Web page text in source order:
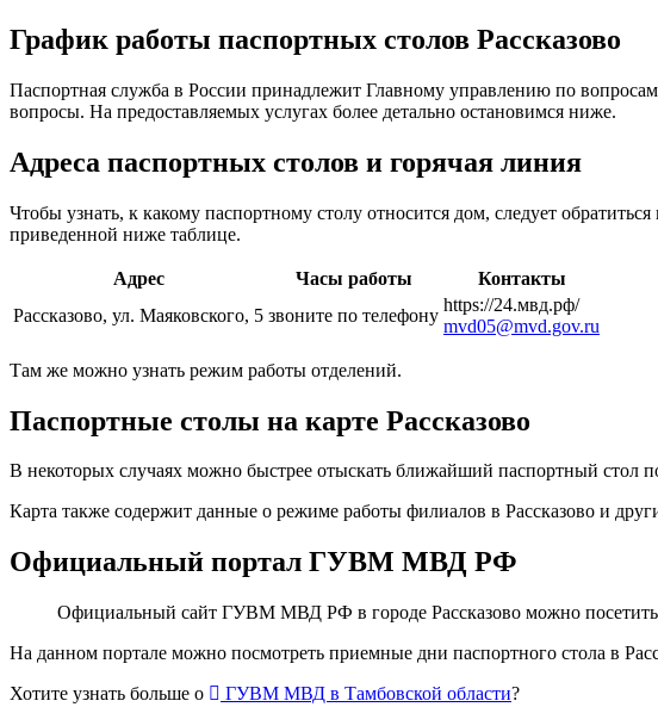
График работы паспортных столов Рассказово
Паспортная служба в России принадлежит Главному управлению по
вопросы. На предоставляемых услугах более детально остановимся ниже.
Адреса паспортных столов и горячая линия
Чтобы узнать, к какому паспортному столу относится дом, следует
приведенной ниже таблице.
Адрес Часы работы
Контакты
Рассказово, ул. Маяковского, 5 звоните по телефону
https://24.мвд.рф/
mvd05@mvd.gov.ru
Там же можно узнать режим работы отделений.
Паспортные столы на карте Рассказово
В некоторых случаях можно быстрее отыскать ближайший паспортный стол
Карта также содержит данные о режиме работы филиалов в Рассказово и
Официальный портал ГУВМ МВД РФ
Официальный сайт ГУВМ МВД РФ в городе Рассказово можно
На данном портале можно посмотреть приемные дни паспортного стола в
Хотите узнать больше о
ГУВМ МВД в Тамбовской области?